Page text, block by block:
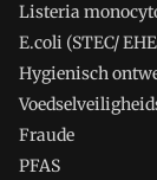
Listeria
E.coli (STEC/
Hygienisch
Fraude
PFAS